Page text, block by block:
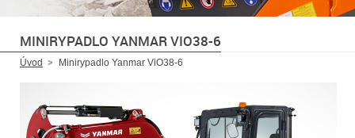
MINIRYPADLO YANMAR VIO38-6
Úvod Minirypadlo Yanmar ViO38-6